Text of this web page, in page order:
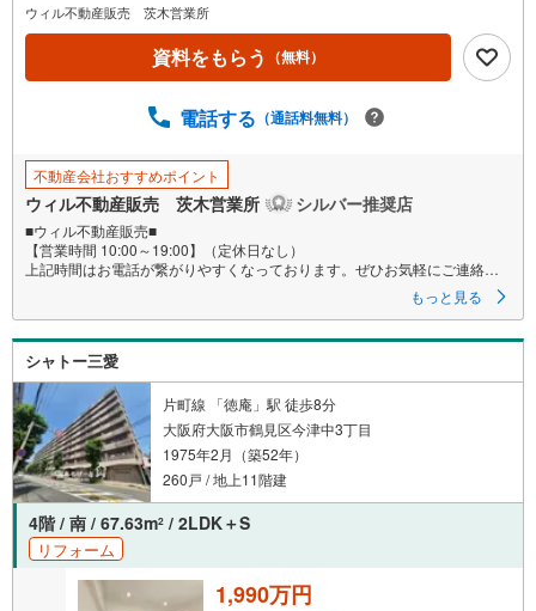
ウィル不動産販売 茨木営業所
資料をもらう （無料）
電話する （通話料無料）
不動産会社おすすめポイント
ウィル不動産販売 茨木営業所 シルバー推奨店
■ウィル不動産販売■
【営業時間 10:00～19:00】（定休日なし）
上記時間はお電話が繋がりやすくなっております。ぜひお気軽にご連絡下
現地を見学される場合は「室内・現地を見学する（無料）」ボタンより
ご希望の日時をご記入いただけますとスムーズにご案内が可能です。
◆3階部分、角部屋住戸につき採光、通風良好！
◆専有面積82.87平米の3LDK！
◆収納力豊富で居住空間をより広く確保できます！
◆水回りが近くに配置されており、家事がしやすい造り！
◆フレキシブルにお使いいただけるプラン！
◆複数沿線利用可能の好立地！東海道本線「千里丘駅」、阪急京都線「摂
津市駅」徒歩10分、大阪モノレール本線「沢良宜駅」徒歩11分！
◆三宅柳田小学校、第三中学校徒歩13分！周辺は公園が点在しており、子
育てがしやすい住環境！
◆スーパーやコンビニが徒歩10分圏内！
◆周辺は平坦地のため、自転車での移動がスムーズ！
◆中央環状線が近くを走っており、車での移動も便利な立地です！
東証上場のウィルで安心取引！定休日無！キッズスペース有！オンライン
相談対応！平日特典！
もっと見る
シャトー三愛
片町線 「徳庵」駅 徒歩8分
大阪府大阪市鶴見区今津中3丁目
1975年2月（築52年）
260戸 / 地上11階建
4階 / 南 / 67.63m2 / 2LDK＋S
リフォーム
1,990万円